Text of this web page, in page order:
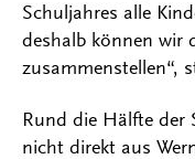
Schuljahres alle
deshalb können wir
zusammenstellen“,
Rund die Hälfte der
nicht direkt aus